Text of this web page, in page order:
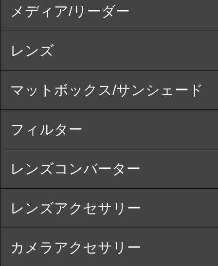
メディア/リーダー
レンズ
マットボックス/サンシェード
フィルター
レンズコンバーター
レンズアクセサリー
カメラアクセサリー